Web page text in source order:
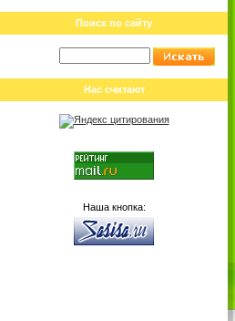
Поиск по сайту
Нас считают
Наша кнопка: